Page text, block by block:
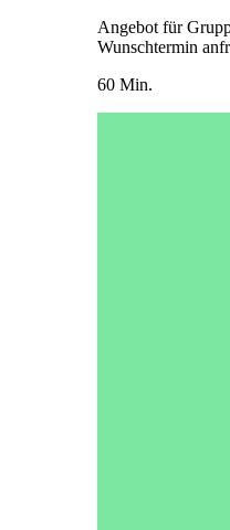
Angebot für
Wunschtermin
60 Min.